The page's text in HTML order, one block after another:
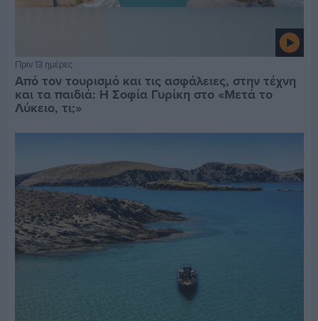
Πριν 13 ημέρες
Από τον τουρισμό και τις ασφάλειες, στην τέχνη
και τα παιδιά: Η Σοφία Γυρίκη στο «Μετά το
Λύκειο, τι;»